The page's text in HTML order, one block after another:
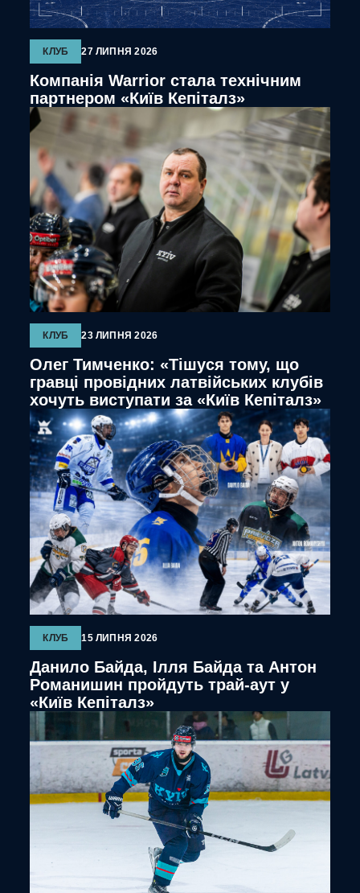
КЛУБ 27 ЛИПНЯ 2026
Компанія Warrior стала технічним
партнером «Київ Кепіталз»
КЛУБ 23 ЛИПНЯ 2026
Олег Тимченко: «Тішуся тому, що
гравці провідних латвійських клубів
хочуть виступати за «Київ Кепіталз»
КЛУБ 15 ЛИПНЯ 2026
Данило Байда, Ілля Байда та Антон
Романишин пройдуть трай-аут у
«Київ Кепіталз»